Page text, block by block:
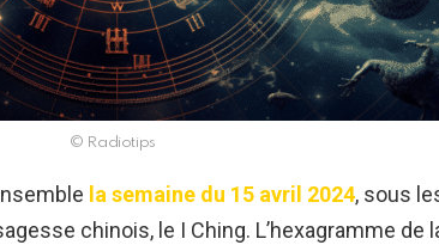
© Radiotips
la semaine du 15 avril 2024, sous
chinois, le I Ching. L’hexagramme de